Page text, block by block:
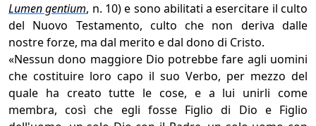
Lumen gentium, n. 10) e sono abilitati a esercitare il culto
del Nuovo Testamento, culto che non deriva dalle
nostre forze, ma dal merito e dal dono di Cristo.
«Nessun dono maggiore Dio potrebbe fare agli uomini
che costituire loro capo il suo Verbo, per mezzo del
quale ha creato tutte le cose, e a lui unirli come
membra, così che egli fosse Figlio di Dio e Figlio